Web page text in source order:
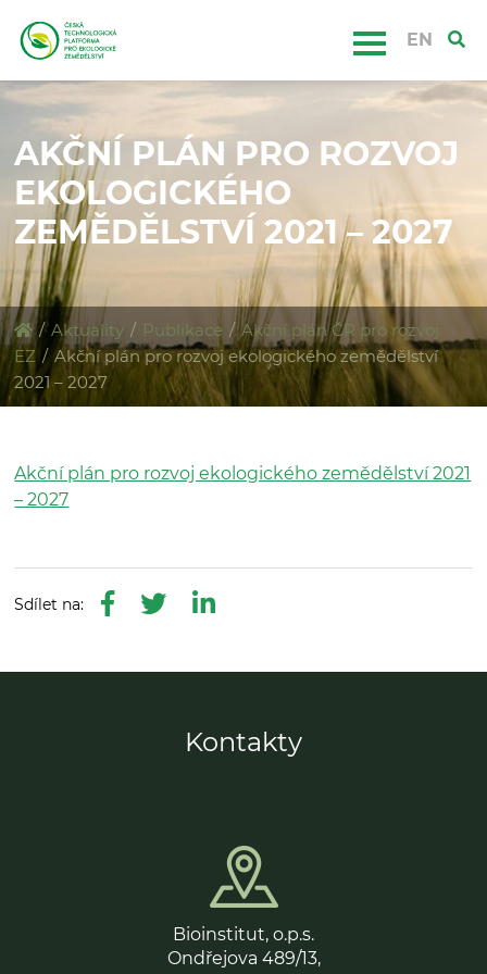
EN
AKČNÍ PLÁN PRO ROZVOJ
EKOLOGICKÉHO
ZEMĚDĚLSTVÍ 2021 – 2027
/ Aktuality / Publikace / Akční plán ČR pro rozvoj
EZ / Akční plán pro rozvoj ekologického zemědělství
2021 – 2027
Akční plán pro rozvoj ekologického zemědělství 2021
– 2027
Kontakty
Bioinstitut, o.p.s.
Ondřejova 489/13,